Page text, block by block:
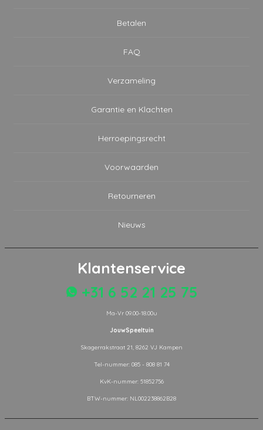
Betalen
FAQ
Verzameling
Garantie en Klachten
Herroepingsrecht
Voorwaarden
Retourneren
Nieuws
Klantenservice
+31 6 52 21 25 75
Ma-Vr 09.00-18.00u
JouwSpeeltuin
Skagerrakstraat 21, 8262 VJ Kampen
Tel-nummer: 085 - 808 81 74
KvK-nummer: 51852756
BTW-nummer: NL002238862B28